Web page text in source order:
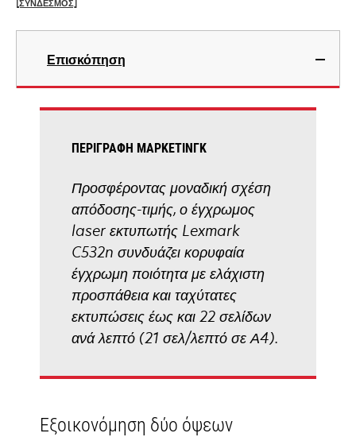
[ΣΥΝΔΕΣΜΟΣ]
opens
new
Επισκόπηση
ΠΕΡΙΓΡΑΦΉ ΜΆΡΚΕΤΙΝΓΚ
Προσφέροντας μοναδική σχέση
απόδοσης-τιμής, ο έγχρωμος
laser εκτυπωτής Lexmark
C532n συνδυάζει κορυφαία
έγχρωμη ποιότητα με ελάχιστη
προσπάθεια και ταχύτατες
εκτυπώσεις έως και 22 σελίδων
ανά λεπτό (21 σελ/λεπτό σε Α4).
Εξοικονόμηση δύο όψεων